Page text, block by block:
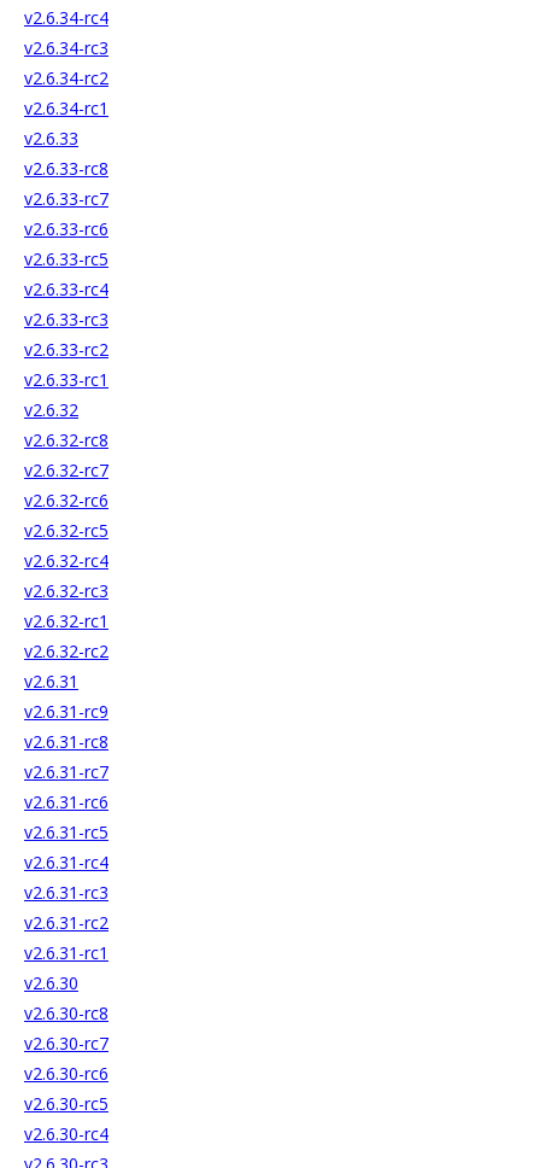
v2.6.34-rc4
v2.6.34-rc3
v2.6.34-rc2
v2.6.34-rc1
v2.6.33
v2.6.33-rc8
v2.6.33-rc7
v2.6.33-rc6
v2.6.33-rc5
v2.6.33-rc4
v2.6.33-rc3
v2.6.33-rc2
v2.6.33-rc1
v2.6.32
v2.6.32-rc8
v2.6.32-rc7
v2.6.32-rc6
v2.6.32-rc5
v2.6.32-rc4
v2.6.32-rc3
v2.6.32-rc1
v2.6.32-rc2
v2.6.31
v2.6.31-rc9
v2.6.31-rc8
v2.6.31-rc7
v2.6.31-rc6
v2.6.31-rc5
v2.6.31-rc4
v2.6.31-rc3
v2.6.31-rc2
v2.6.31-rc1
v2.6.30
v2.6.30-rc8
v2.6.30-rc7
v2.6.30-rc6
v2.6.30-rc5
v2.6.30-rc4